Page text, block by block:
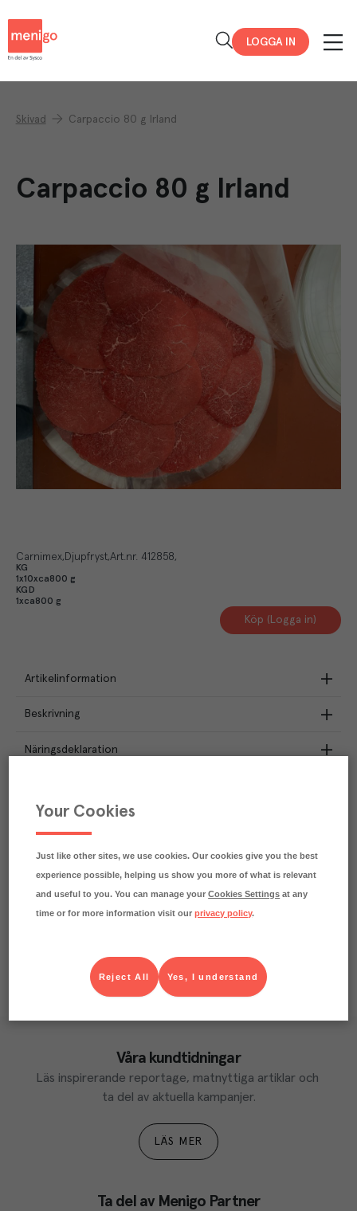
LOGGA IN
Skivad Carpaccio 80 g Irland
Carpaccio 80 g Irland
Carnimex Djupfryst Art.nr. 412858
KG
1x10xca800 g
KGD
1xca800 g
Köp (Logga in)
Artikelinformation
Beskrivning
Näringsdeklaration
CO₂e/kg
utsläppen av 100.2 kg koldioxid.
Läs mer om hur vi beräknar klimatavtryck
Våra kundtidningar
Läs inspirerande reportage, matnyttiga artiklar och
ta del av aktuella kampanjer.
LÄS MER
Ta del av Menigo Partner
Your Cookies
Just like other sites, we use cookies. Our cookies give you the best
experience possible, helping us show you more of what is relevant
and useful to you. You can manage yourCookies Settings at any
time or for more information visit ourprivacy policy.
Yes, I understand
Reject All